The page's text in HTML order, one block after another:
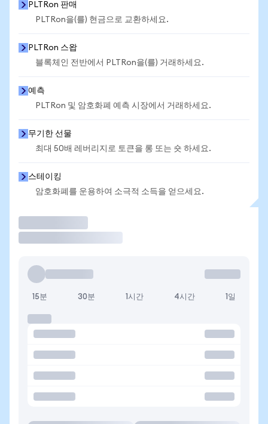
PLTRon 판매
PLTRon을(를) 현금으로 교환하세요.
PLTRon 스왑
블록체인 전반에서 PLTRon을(를) 거래하세요.
예측
PLTRon 및 암호화폐 예측 시장에서 거래하세요.
무기한 선물
최대 50배 레버리지로 토큰을 롱 또는 숏 하세요.
스테이킹
암호화폐를 운용하여 소극적 소득을 얻으세요.
15분 30분 1시간 4시간 1일